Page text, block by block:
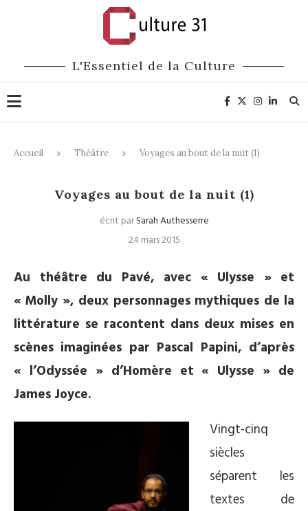
L'Essentiel de la Culture
Accueil Théâtre Voyages au bout de la nuit (1)
Voyages au bout de la nuit (1)
écrit parSarah Authesserre
24 mars 2015
Au théâtre du Pavé, avec « Ulysse » et
« Molly », deux personnages mythiques de la
littérature se racontent dans deux mises en
scènes imaginées par Pascal Papini, d’après
« l’Odyssée » d’Homère et « Ulysse » de
James Joyce.
Vingt-cinq
siècles
séparent les
textes de